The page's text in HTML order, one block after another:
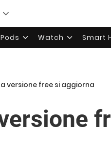
Watch Smart
versione free si aggiorna